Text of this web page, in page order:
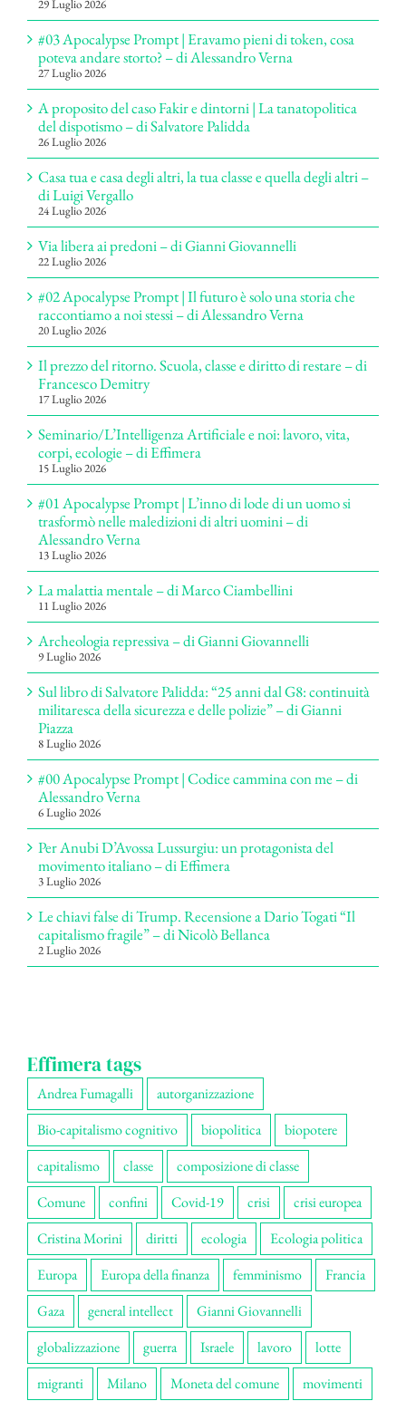
29 Luglio 2026
#03 Apocalypse Prompt | Eravamo pieni di token, cosa
poteva andare storto? – di Alessandro Verna
27 Luglio 2026
A proposito del caso Fakir e dintorni | La tanatopolitica
del dispotismo – di Salvatore Palidda
26 Luglio 2026
Casa tua e casa degli altri, la tua classe e quella degli altri –
di Luigi Vergallo
24 Luglio 2026
Via libera ai predoni – di Gianni Giovannelli
22 Luglio 2026
#02 Apocalypse Prompt | Il futuro è solo una storia che
raccontiamo a noi stessi – di Alessandro Verna
20 Luglio 2026
Il prezzo del ritorno. Scuola, classe e diritto di restare – di
Francesco Demitry
17 Luglio 2026
Seminario/L’Intelligenza Artificiale e noi: lavoro, vita,
corpi, ecologie – di Effimera
15 Luglio 2026
#01 Apocalypse Prompt | L’inno di lode di un uomo si
trasformò nelle maledizioni di altri uomini – di
Alessandro Verna
13 Luglio 2026
La malattia mentale – di Marco Ciambellini
11 Luglio 2026
Archeologia repressiva – di Gianni Giovannelli
9 Luglio 2026
Sul libro di Salvatore Palidda: “25 anni dal G8: continuità
militaresca della sicurezza e delle polizie” – di Gianni
Piazza
8 Luglio 2026
#00 Apocalypse Prompt | Codice cammina con me – di
Alessandro Verna
6 Luglio 2026
Per Anubi D’Avossa Lussurgiu: un protagonista del
movimento italiano – di Effimera
3 Luglio 2026
Le chiavi false di Trump. Recensione a Dario Togati “Il
capitalismo fragile” – di Nicolò Bellanca
2 Luglio 2026
Effimera tags
Andrea Fumagalli
autorganizzazione
Bio-capitalismo cognitivo
biopolitica
biopotere
capitalismo
classe
composizione di classe
Comune
confini Covid-19 crisi
crisi europea
Cristina Morini
diritti ecologia
Ecologia politica
Europa
Europa della finanza femminismo
Francia
Gaza
general intellect
Gianni Giovannelli
globalizzazione
guerra Israele lavoro
lotte
migranti
Milano Moneta del comune movimenti